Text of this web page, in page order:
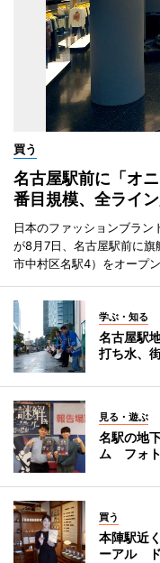
買う
名古屋駅前に「オ
番目規模、全ライ
日本のファッションブラ
が8月7日、名古屋駅前に
市中村区名駅4）をオープン
学ぶ・知る
名古屋駅
打ち水、
見る・遊ぶ
名駅の地
ム フォ
買う
本陣駅近
ーアル